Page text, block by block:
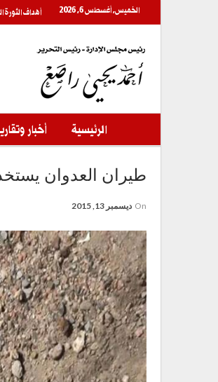
الخميس, أغسطس 6, 2026 أهداف الثورة
الرئيسية أخبار
طيران العدوان يستخدم قنابل
On ديسمبر 13, 2015